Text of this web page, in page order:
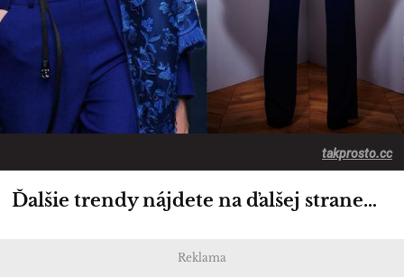
takprosto.cc
Ďalšie trendy nájdete na ďalšej strane…
Reklama